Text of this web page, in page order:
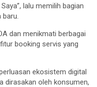
lalu memilih bagian
baru.
dan menikmati berbagai
booking servis yang
ekosistem digital
dirasakan oleh konsumen,